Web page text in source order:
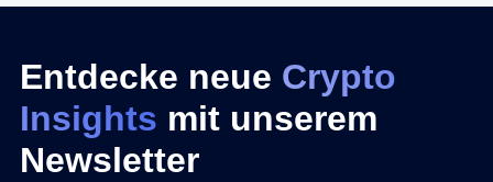
Entdecke neue Crypto
Insights mit unserem
Newsletter